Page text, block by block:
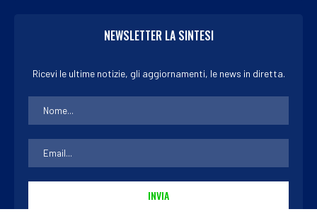
NEWSLETTER LA SINTESI
Ricevi le ultime notizie, gli aggiornamenti, le news in diretta.